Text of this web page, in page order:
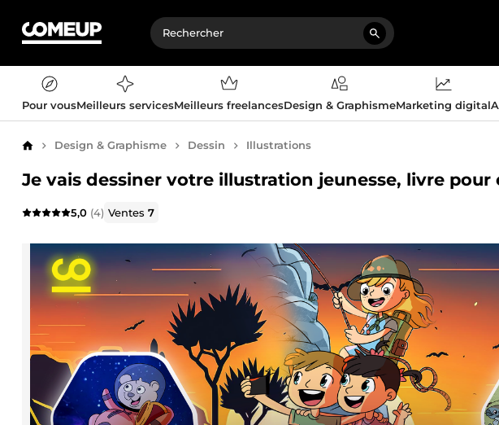
Pour vousMeilleurs servicesMeilleurs freelancesDesign & GraphismeMarketing digital
AccueilDesign & Graphisme Dessin Illustrations
Je vais dessiner votre illustration jeunesse, livre pour
5,0 (4) Ventes7